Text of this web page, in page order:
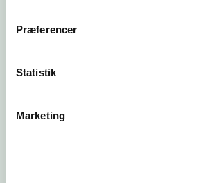
Præferencer
Statistik
Marketing
§ 3-områder
Information om
Tiltag på et § 3-beskyttet areal